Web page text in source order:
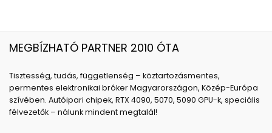
MEGBÍZHATÓ PARTNER 2010 ÓTA
Tisztesség, tudás, függetlenség – köztartozásmentes,
permentes elektronikai bróker Magyarországon, Közép-Európa
szívében. Autóipari chipek, RTX 4090, 5070, 5090 GPU-k, speciális
félvezetők – nálunk mindent megtalál!